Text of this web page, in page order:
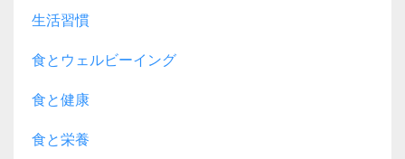
生活習慣
食とウェルビーイング
食と健康
食と栄養